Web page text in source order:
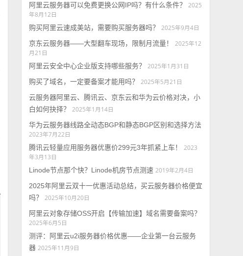
阿里云服务器可以免费更换公网IP吗？有什么条件？
2025
年8月12日
购买阿里云速成美站，需要购买服务器吗？
2025年9月4日
京东云服务器——大型翻车现场，限制月流量！
2025年12
月21日
阿里云安全中心企业版支持哪些服务？
2025年1月31日
购买了域名，一定要备案才能用吗？
2025年5月21日
云服务器阿里云、腾讯云、京东云和华为云价格对决，小
白如何抉择？
2025年1月14日
华为云服务器线路全动态BGP和静态BGP区别和选择方法
2023年7月22日
腾讯云轻量应用服务器优惠价299元3年抓紧上车！
2023
年3月13日
Linode节点那个快？Linode机房节点测速 2019年2月4日
2025年阿里云双十一优惠活动总结，买云服务器价格便宜
吗？
2025年10月20日
阿里云对象存储OSS开启【传输加速】域名需要备案吗？
2025年6月5日
测评：阿里云u2i服务器价格优惠——企业第一台云服务
器 2025年11月9日